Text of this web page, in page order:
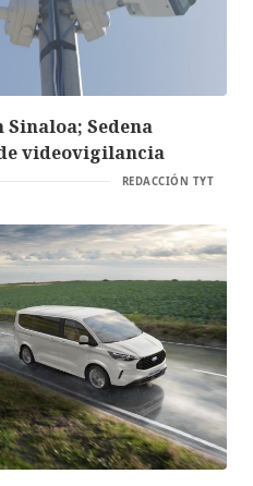
Sedena
videovigilancia
REDACCIÓN TYT